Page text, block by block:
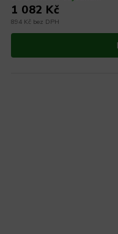
894 Kč bez DPH
1 082 Kč